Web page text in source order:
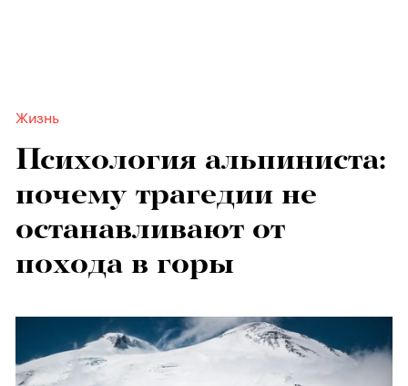
Жизнь
Психология альпиниста:
почему трагедии не
останавливают от
похода в горы